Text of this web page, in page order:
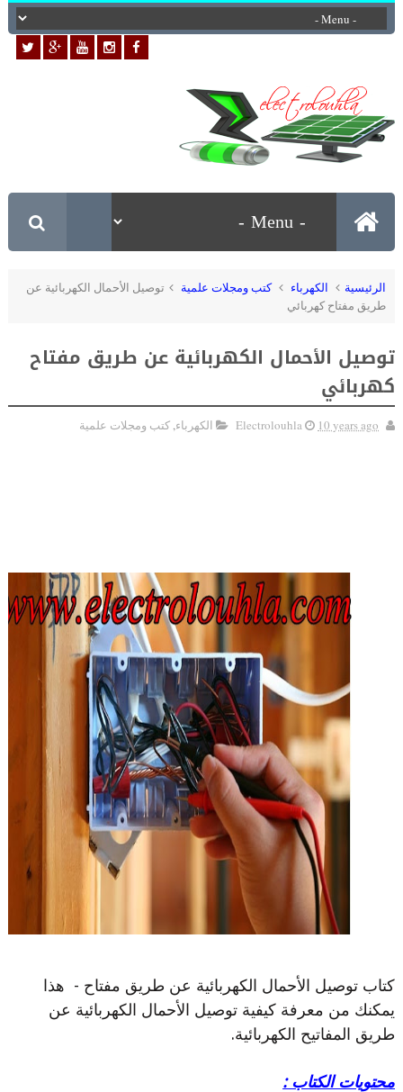
الرئيسية الكهرباء كتب ومجلات علمية
توصيل الأحمال الكهربائية عن
طريق مفتاح كهربائي
توصيل الأحمال الكهربائية عن طريق مفتاح
كهربائي
Electrolouhla 10 years ago الكهرباء, كتب ومجلات علمية
كتاب توصيل الأحمال الكهربائية عن طريق مفتاح - هذا
يمكنك من معرفة كيفية توصيل الأحمال الكهربائية عن
طريق المفاتيح الكهربائية.
محتويات الكتاب :